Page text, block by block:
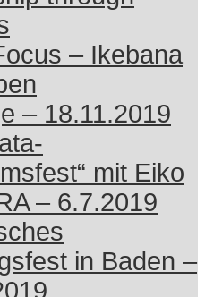
– Ikebana
– 18.11.2019
mit Eiko
– 6.7.2019
in Baden –